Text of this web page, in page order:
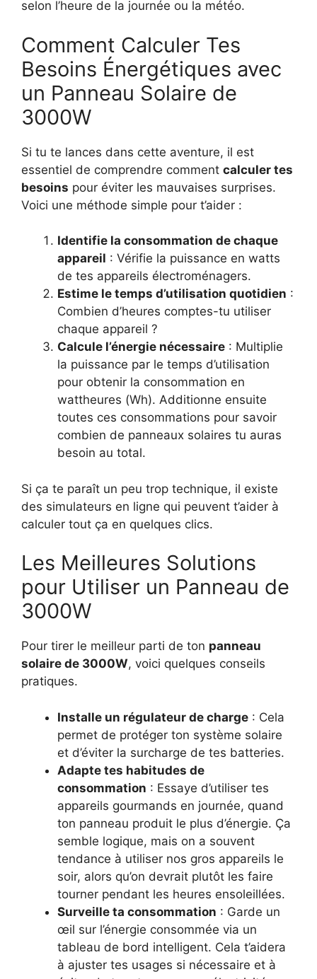
selon l’heure de la journée ou la météo.
Comment Calculer Tes
Besoins Énergétiques avec
un Panneau Solaire de
3000W
Si tu te lances dans cette aventure, il est
essentiel de comprendre comment calculer tes
besoins pour éviter les mauvaises surprises.
Voici une méthode simple pour t’aider :
Identifie la consommation de chaque
appareil : Vérifie la puissance en watts
de tes appareils électroménagers.
Estime le temps d’utilisation quotidien :
Combien d’heures comptes-tu utiliser
chaque appareil ?
Calcule l’énergie nécessaire : Multiplie
la puissance par le temps d’utilisation
pour obtenir la consommation en
wattheures (Wh). Additionne ensuite
toutes ces consommations pour savoir
combien de panneaux solaires tu auras
besoin au total.
Si ça te paraît un peu trop technique, il existe
des simulateurs en ligne qui peuvent t’aider à
calculer tout ça en quelques clics.
Les Meilleures Solutions
pour Utiliser un Panneau de
3000W
Pour tirer le meilleur parti de ton panneau
solaire de 3000W, voici quelques conseils
pratiques.
Installe un régulateur de charge : Cela
permet de protéger ton système solaire
et d’éviter la surcharge de tes batteries.
Adapte tes habitudes de
consommation : Essaye d’utiliser tes
appareils gourmands en journée, quand
ton panneau produit le plus d’énergie. Ça
semble logique, mais on a souvent
tendance à utiliser nos gros appareils le
soir, alors qu’on devrait plutôt les faire
tourner pendant les heures ensoleillées.
Surveille ta consommation : Garde un
œil sur l’énergie consommée via un
tableau de bord intelligent. Cela t’aidera
à ajuster tes usages si nécessaire et à